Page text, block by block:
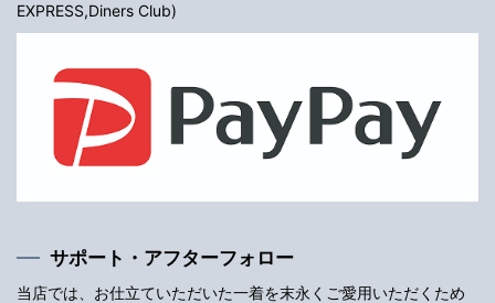
EXPRESS,Diners Club)
サポート・アフターフォロー
当店では、お仕立ていただいた一着を末永くご愛用いただくため